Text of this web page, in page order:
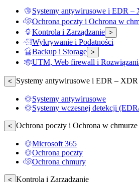
Systemy antywirusowe i EDR –
Ochrona poczty i Ochrona w
Kontrola i Zarządzanie >
Wykrywanie i Podatności
Backup i Storage >
UTM, Web firewall i
< Systemy antywirusowe i EDR – XDR
Systemy antywirusowe
Systemy wczesnej detekcji
< Ochrona poczty i Ochrona w chmurze
Microsoft 365
Ochrona poczty
Ochrona chmury
< Kontrola i Zarządzanie